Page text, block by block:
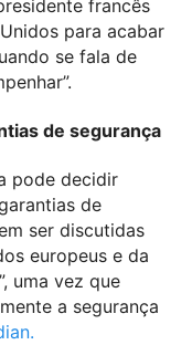
francês
para acabar
se fala de
de segurança
pode decidir
de
ser discutidas
europeus e da
uma vez que
a segurança